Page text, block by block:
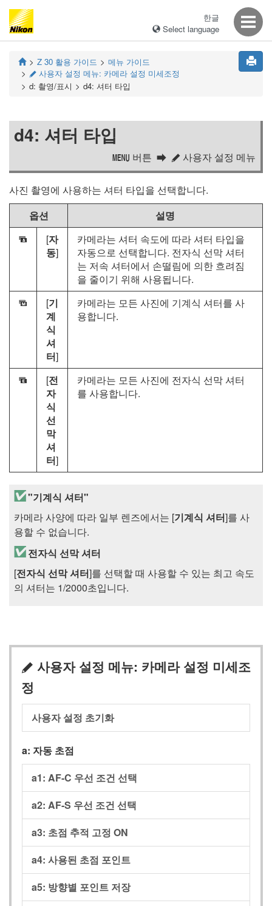
한글
Select language
Z 30 활용 가이드 메뉴 가이드
A 사용자 설정 메뉴: 카메라 설정 미세조정
d: 촬영/표시
d4: 셔터 타입
d4: 셔터 타입
G 버튼 A 사용자 설정 메뉴
사진 촬영에 사용하는 셔터 타입을 선택합니다.
옵션
설명
O [자
동]
카메라는 셔터 속도에 따라 셔터 타입을
자동으로 선택합니다. 전자식 선막 셔터
는 저속 셔터에서 손떨림에 의한 흐려짐
을 줄이기 위해 사용됩니다.
P [기
계
식
셔
터]
카메라는 모든 사진에 기계식 셔터를 사
용합니다.
x [전
자
식
선
막
셔
터]
카메라는 모든 사진에 전자식 선막 셔터
를 사용합니다.
"기계식 셔터"
카메라 사양에 따라 일부 렌즈에서는 [기계식 셔터]를 사
용할 수 없습니다.
전자식 선막 셔터
[전자식 선막 셔터]를 선택할 때 사용할 수 있는 최고 속도
의 셔터는 1/2000초입니다.
A 사용자 설정 메뉴: 카메라 설정 미세조
정
사용자 설정 초기화
a: 자동 초점
a1: AF‑C 우선 조건 선택
a2: AF‑S 우선 조건 선택
a3: 초점 추적 고정 ON
a4: 사용된 초점 포인트
a5: 방향별 포인트 저장